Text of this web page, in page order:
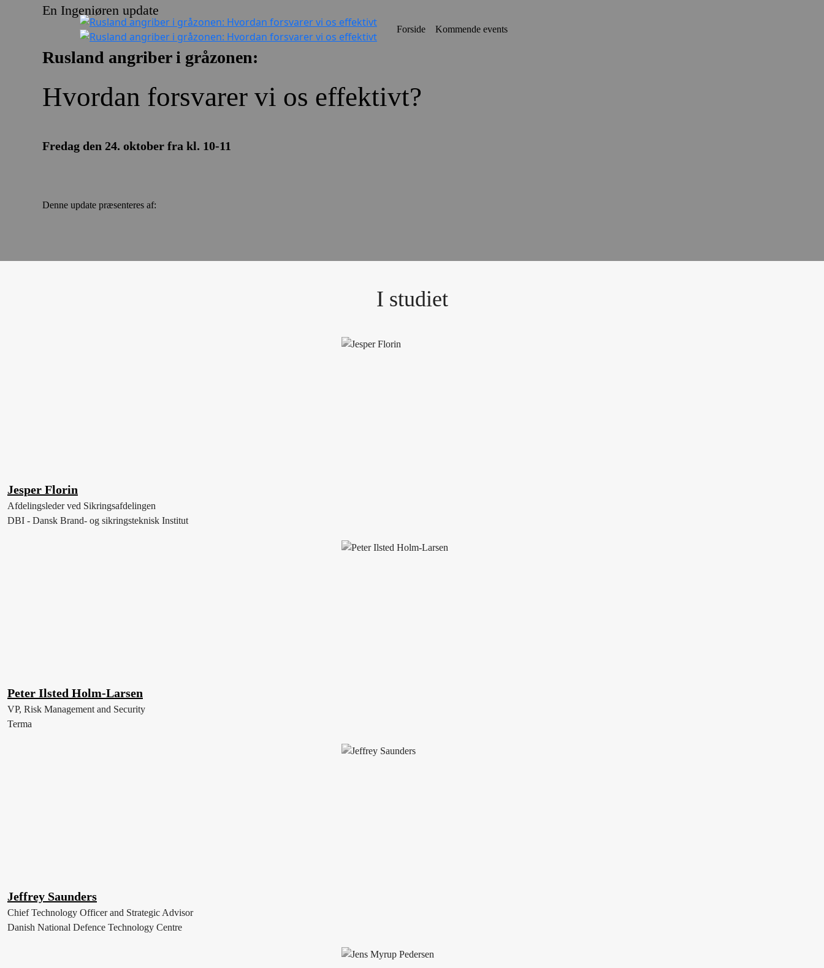
Forside Kommende events
En Ingeniøren update
Rusland angriber i gråzonen:
Hvordan forsvarer vi os effektivt?
Fredag den 24. oktober fra kl. 10-11
Denne update præsenteres af:
I studiet
Jesper Florin
Afdelingsleder ved Sikringsafdelingen
DBI - Dansk Brand- og sikringsteknisk Institut
Peter Ilsted Holm-Larsen
VP, Risk Management and Security
Terma
Jeffrey Saunders
Chief Technology Officer and Strategic Advisor
Danish National Defence Technology Centre